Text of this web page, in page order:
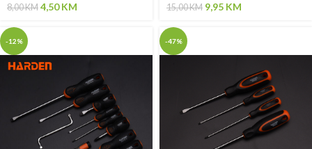
8,00KM 4,50KM 15,00KM 9,95 KM
-12% -47%